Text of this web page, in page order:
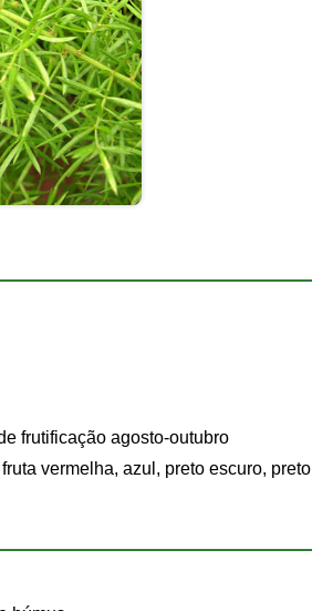
frutificação agosto-outubro
vermelha, azul, preto escuro, preto